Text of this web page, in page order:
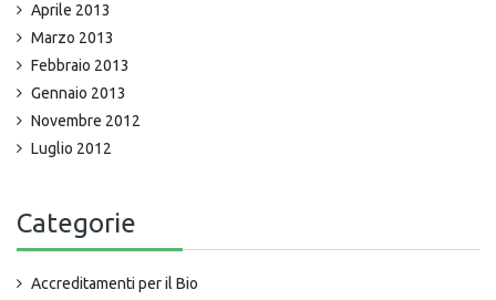
Aprile 2013
Marzo 2013
Febbraio 2013
Gennaio 2013
Novembre 2012
Luglio 2012
Categorie
Accreditamenti per il Bio